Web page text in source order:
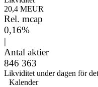
20,4 MEUR
Rel. mcap
0,16%
|
Antal aktier
846 363
Likviditet under dagen för
Kalender